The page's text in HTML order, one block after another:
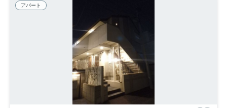
アパート